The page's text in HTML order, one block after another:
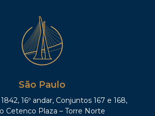
São Paulo
16º andar, Conjuntos 167 e 168,
Cetenco Plaza – Torre Norte